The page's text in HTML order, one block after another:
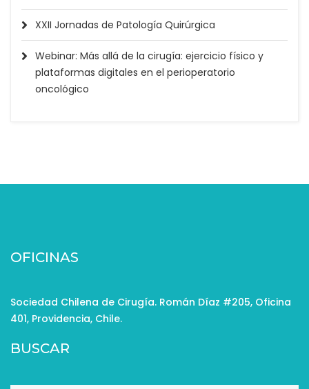
XXII Jornadas de Patología Quirúrgica
Webinar: Más allá de la cirugía: ejercicio físico y
plataformas digitales en el perioperatorio
oncológico
OFICINAS
Sociedad Chilena de Cirugía. Román Díaz #205, Oficina
401, Providencia, Chile.
BUSCAR